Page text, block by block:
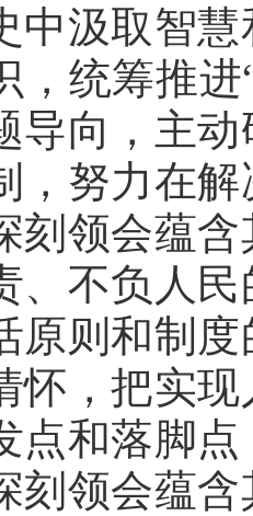
中汲取智
，统筹推
导向，主
，努力在
刻领会蕴
、不负人
原则和制
怀，把实
点和落脚
刻领会蕴